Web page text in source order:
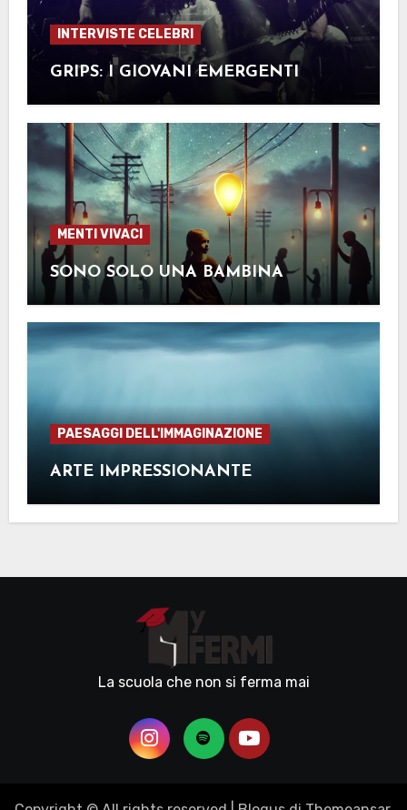
INTERVISTE CELEBRI
GRIPS: I GIOVANI EMERGENTI
MENTI VIVACI
SONO SOLO UNA BAMBINA
PAESAGGI DELL'IMMAGINAZIONE
ARTE IMPRESSIONANTE
La scuola che non si ferma mai